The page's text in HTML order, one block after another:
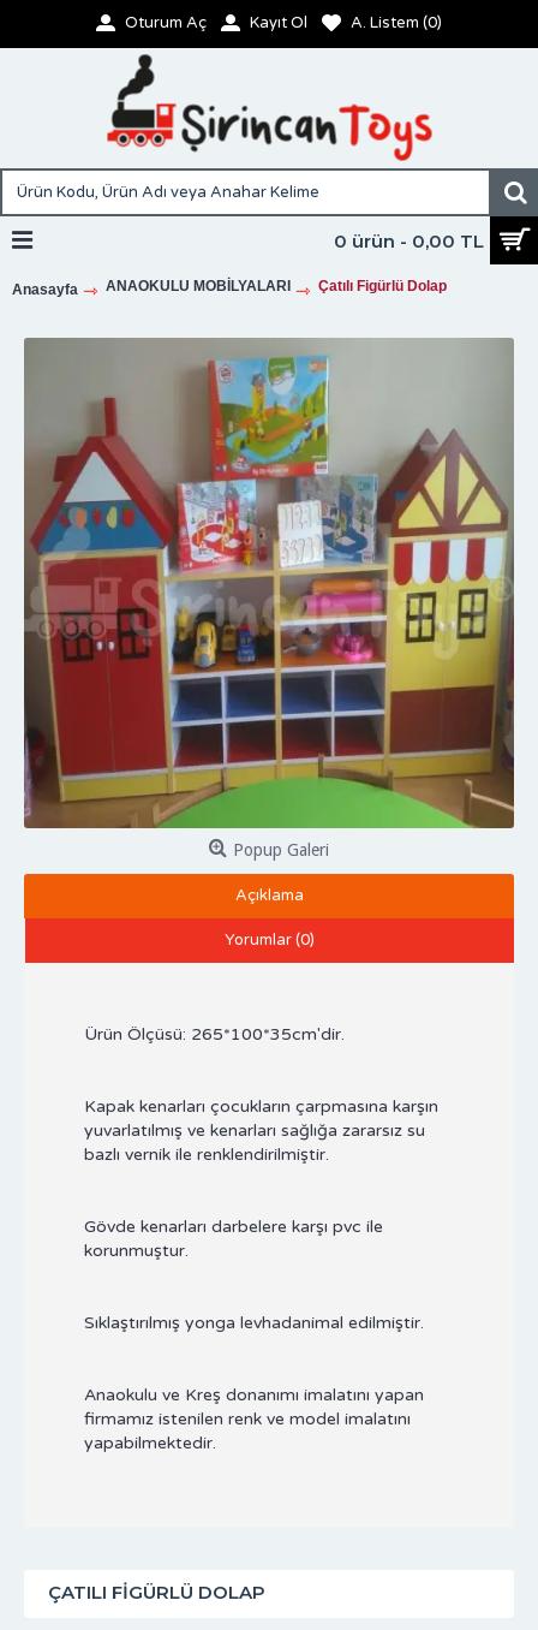
Oturum Aç Kayıt Ol A. Listem (0)
0 ürün - 0,00 TL
Anasayfa ANAOKULU MOBİLYALARI Çatılı Figürlü Dolap
Popup Galeri
Açıklama
Yorumlar (0)
Ürün Ölçüsü: 265*100*35cm'dir.
Kapak kenarları çocukların çarpmasına karşın
yuvarlatılmış ve kenarları sağlığa zararsız su
bazlı vernik ile renklendirilmiştir.
Gövde kenarları darbelere karşı pvc ile
korunmuştur.
Sıklaştırılmış yonga levhadanimal edilmiştir.
Anaokulu ve Kreş donanımı imalatını yapan
firmamız istenilen renk ve model imalatını
yapabilmektedir.
ÇATILI FIGÜRLÜ DOLAP